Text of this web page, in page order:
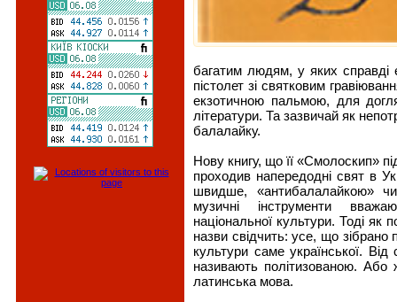
багатим людям, у яких
пістолет зі святковим
екзотичною пальмою, для
літератури. Та зазвичай як
балалайку.
Нову книгу, що її «Смолоскип»
проходив напередодні свят в
швидше, «антибалалайкою»
музичні інструменти
національної культури. Тоді як
назви свідчить: усе, що
культури саме української.
називають політизованою.
латинська мова.